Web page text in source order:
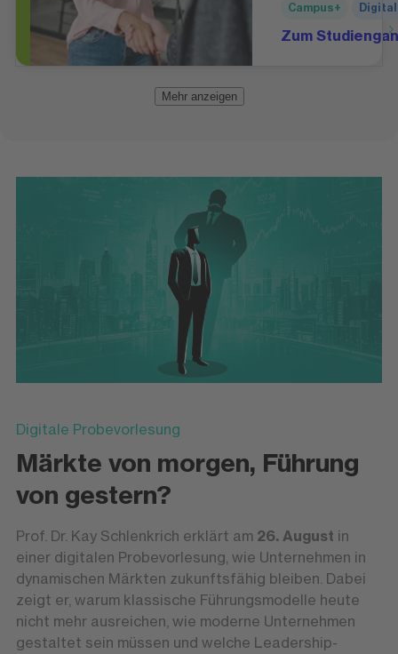
Campus+
Zum
Mehr anzeigen
Digitale Probevorlesung
Märkte von morgen, Führung
von gestern?
Prof. Dr. Kay Schlenkrich erklärt am 26. August in
einer digitalen Probevorlesung, wie Unternehmen in
dynamischen Märkten zukunftsfähig bleiben. Dabei
zeigt er, warum klassische Führungsmodelle heute
nicht mehr ausreichen, wie moderne Unternehmen
gestaltet sein müssen und welche Leadership-